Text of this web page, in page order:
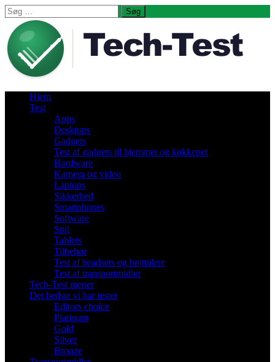
Søg
efter:
Hjem
Test
Apps
Desktops
Gadgets
Test af gadgets til hjemmet og køkkenet
Hardware
Kamera og video
Laptops
Sikkerhed
Smartphones
Software
Spil
Tablets
Tilbehør
Test af headsets og højttalere
Test af transportmidler
Tech-Test mener
Det bedste vi har testet
Editors choice
Platinum
Gold
Silver
Bronze